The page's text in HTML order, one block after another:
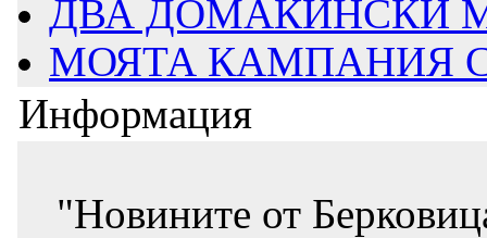
ДВА ДОМАКИНСКИ
МОЯТА КАМПАНИЯ
Информация
"Новините от